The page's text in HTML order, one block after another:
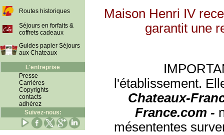
Routes historiques
Séjours en forfaits &
coffrets cadeaux
Guides papier Séjours
aux Chateaux
L'entreprise
Presse
Carrières
Copyrights
contacts
adhérez
Suivez-nous:
Maison Henri IV
garantit une
l'établissement.
Chateaux-
France.com -
mésententes